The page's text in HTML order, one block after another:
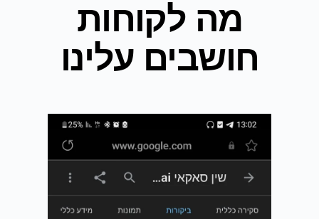
מה לקוחות
חושבים עלינו